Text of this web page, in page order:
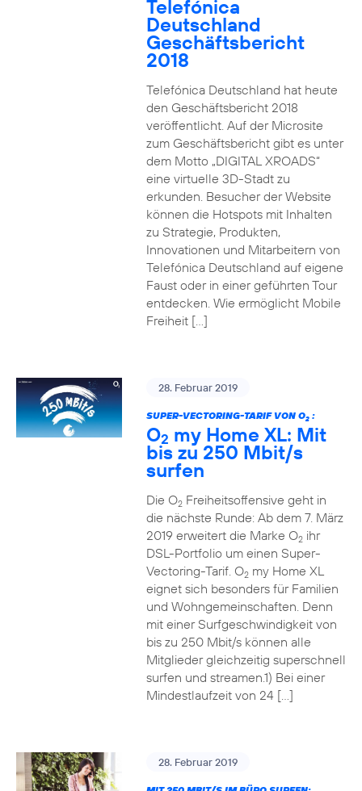
Telefónica
Deutschland
Geschäftsbericht
2018
Telefónica Deutschland hat heute
den Geschäftsbericht 2018
veröffentlicht. Auf der Microsite
zum Geschäftsbericht gibt es unter
dem Motto „DIGITAL XROADS“
eine virtuelle 3D-Stadt zu
erkunden. Besucher der Website
können die Hotspots mit Inhalten
zu Strategie, Produkten,
Innovationen und Mitarbeitern von
Telefónica Deutschland auf eigene
Faust oder in einer geführten Tour
entdecken. Wie ermöglicht Mobile
Freiheit […]
28. Februar 2019
SUPER-VECTORING-TARIF VON O2:
O2 my Home XL: Mit
bis zu 250 Mbit/s
surfen
Die O2Freiheitsoffensive geht in
die nächste Runde: Ab dem 7. März
2019 erweitert die Marke O2ihr
DSL-Portfolio um einen Super-
Vectoring-Tarif. O2my Home XL
eignet sich besonders für Familien
und Wohngemeinschaften. Denn
mit einer Surfgeschwindigkeit von
bis zu 250 Mbit/s können alle
Mitglieder gleichzeitig superschnell
surfen und streamen.1) Bei einer
Mindestlaufzeit von 24 […]
28. Februar 2019